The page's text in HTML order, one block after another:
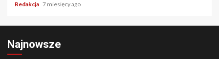
Redakcja 7 miesięcy ago
Najnowsze